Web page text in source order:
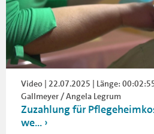
Video | 22.07.2025 | Länge:
Gallmeyer / Angela Legrum
Zuzahlung für
we...